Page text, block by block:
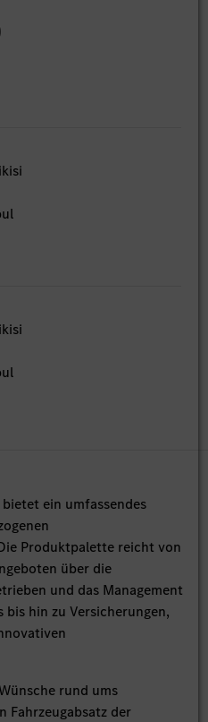
ein umfassendes
Produktpalette reicht von
über die
und das Management
hin zu Versicherungen,
rund ums
Fahrzeugabsatz der